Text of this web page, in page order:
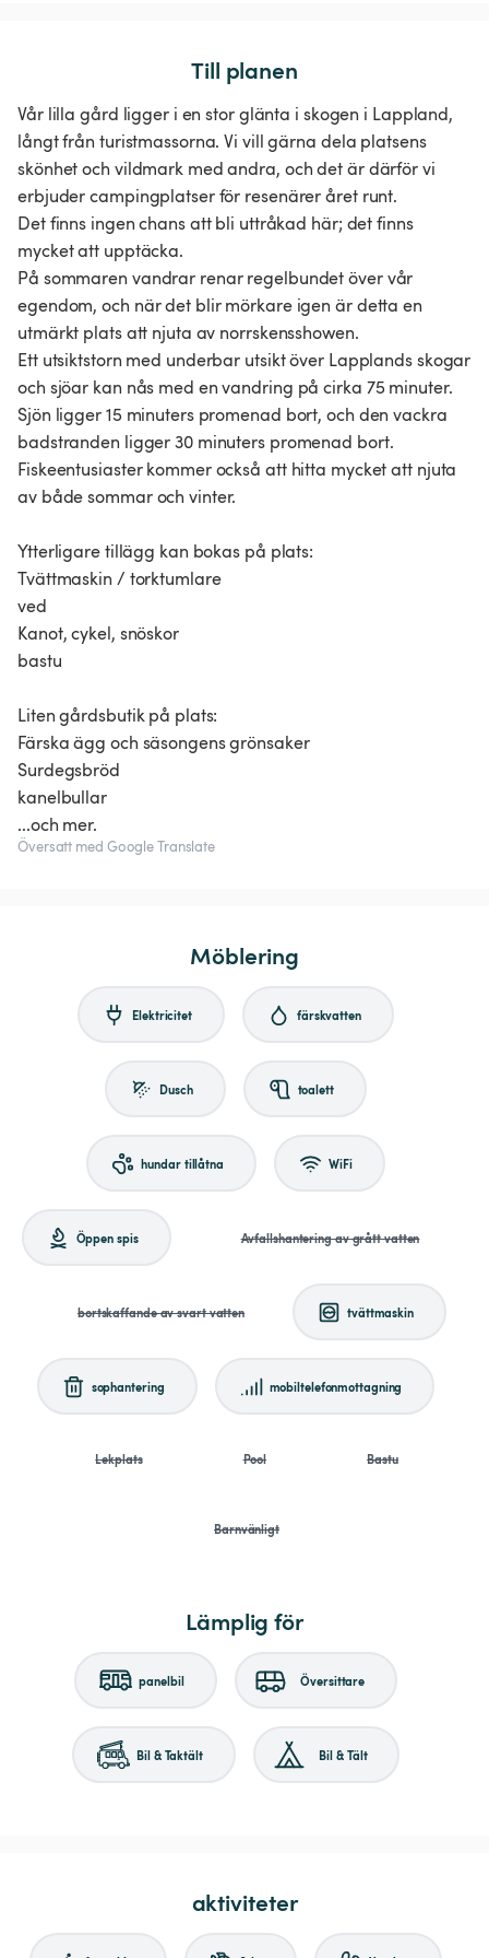
Till planen
Vår lilla gård ligger i en stor glänta i skogen i Lappland,
långt från turistmassorna. Vi vill gärna dela platsens
skönhet och vildmark med andra, och det är därför vi
erbjuder campingplatser för resenärer året runt.
Det finns ingen chans att bli uttråkad här; det finns
mycket att upptäcka.
På sommaren vandrar renar regelbundet över vår
egendom, och när det blir mörkare igen är detta en
utmärkt plats att njuta av norrskensshowen.
Ett utsiktstorn med underbar utsikt över Lapplands skogar
och sjöar kan nås med en vandring på cirka 75 minuter.
Sjön ligger 15 minuters promenad bort, och den vackra
badstranden ligger 30 minuters promenad bort.
Fiskeentusiaster kommer också att hitta mycket att njuta
av både sommar och vinter.
Ytterligare tillägg kan bokas på plats:
Tvättmaskin / torktumlare
ved
Kanot, cykel, snöskor
bastu
Liten gårdsbutik på plats:
Färska ägg och säsongens grönsaker
Surdegsbröd
kanelbullar
...och mer.
Översatt med Google Translate
Möblering
Elektricitet färskvatten
Dusch toalett
hundar tillåtna WiFi
Öppen spis Avfallshantering av grått vatten
bortskaffande av svart vatten tvättmaskin
sophantering mobiltelefonmottagning
Lekplats Pool Bastu
Barnvänligt
Lämplig för
panelbil Översittare
Bil & Taktält Bil & Tält
aktiviteter